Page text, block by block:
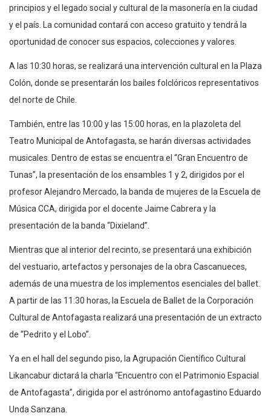
principios y el legado social y cultural de la masonería en la ciudad
y el país. La comunidad contará con acceso gratuito y tendrá la
oportunidad de conocer sus espacios, colecciones y valores.
A las 10:30 horas, se realizará una intervención cultural en la Plaza
Colón, donde se presentarán los bailes folclóricos representativos
del norte de Chile.
También, entre las 10:00 y las 15:00 horas, en la plazoleta del
Teatro Municipal de Antofagasta, se harán diversas actividades
musicales. Dentro de estas se encuentra el “Gran Encuentro de
Tunas”, la presentación de los ensambles 1 y 2, dirigidos por el
profesor Alejandro Mercado, la banda de mujeres de la Escuela de
Música CCA, dirigida por el docente Jaime Cabrera y la
presentación de la banda “Dixieland”.
Mientras que al interior del recinto, se presentará una exhibición
del vestuario, artefactos y personajes de la obra Cascanueces,
además de una muestra de los implementos esenciales del ballet.
A partir de las 11:30 horas, la Escuela de Ballet de la Corporación
Cultural de Antofagasta realizará una presentación de un extracto
de “Pedrito y el Lobo”.
Ya en el hall del segundo piso, la Agrupación Científico Cultural
Likancabur dictará la charla “Encuentro con el Patrimonio Espacial
de Antofagasta”, dirigida por el astrónomo antofagastino Eduardo
Unda Sanzana.